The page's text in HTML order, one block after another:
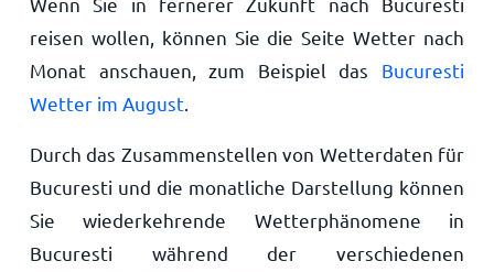
reisen wollen, können Sie die Seite Wetter nach
Monat anschauen, zum Beispiel das Bucuresti
Wetter im August.
Durch das Zusammenstellen von Wetterdaten für
Bucuresti und die monatliche Darstellung können
Sie wiederkehrende Wetterphänomene in
Bucuresti während der verschiedenen